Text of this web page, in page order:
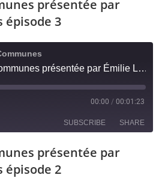
présentée par
épisode 3
Histoire des communes présentée par Émilie Leroy; Ablis épisode 3
00:00 / 00:01:23
SUBSCRIBE SHARE
présentée par
épisode 2